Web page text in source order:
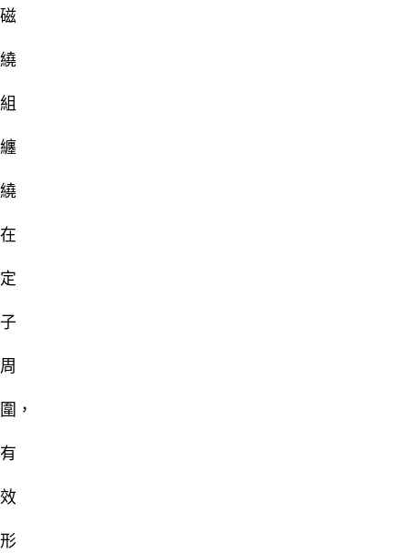
磁
繞
組
纏
繞
在
定
子
周
圍，
有
效
形